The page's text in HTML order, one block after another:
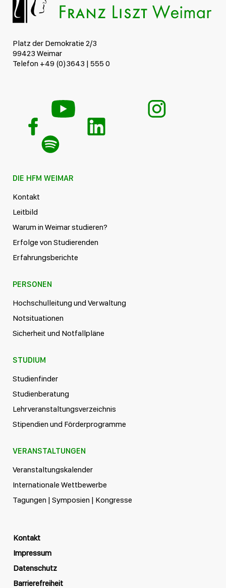
Platz der Demokratie 2/3
99423 Weimar
Telefon +49 (0)3643 | 555 0
DIE HFM WEIMAR
Kontakt
Leitbild
Warum in Weimar studieren?
Erfolge von Studierenden
Erfahrungsberichte
PERSONEN
Hochschulleitung und Verwaltung
Notsituationen
Sicherheit und Notfallpläne
STUDIUM
Studienfinder
Studienberatung
Lehrveranstaltungsverzeichnis
Stipendien und Förderprogramme
VERANSTALTUNGEN
Veranstaltungskalender
Internationale Wettbewerbe
Tagungen | Symposien | Kongresse
Kontakt
Impressum
Datenschutz
Barrierefreiheit